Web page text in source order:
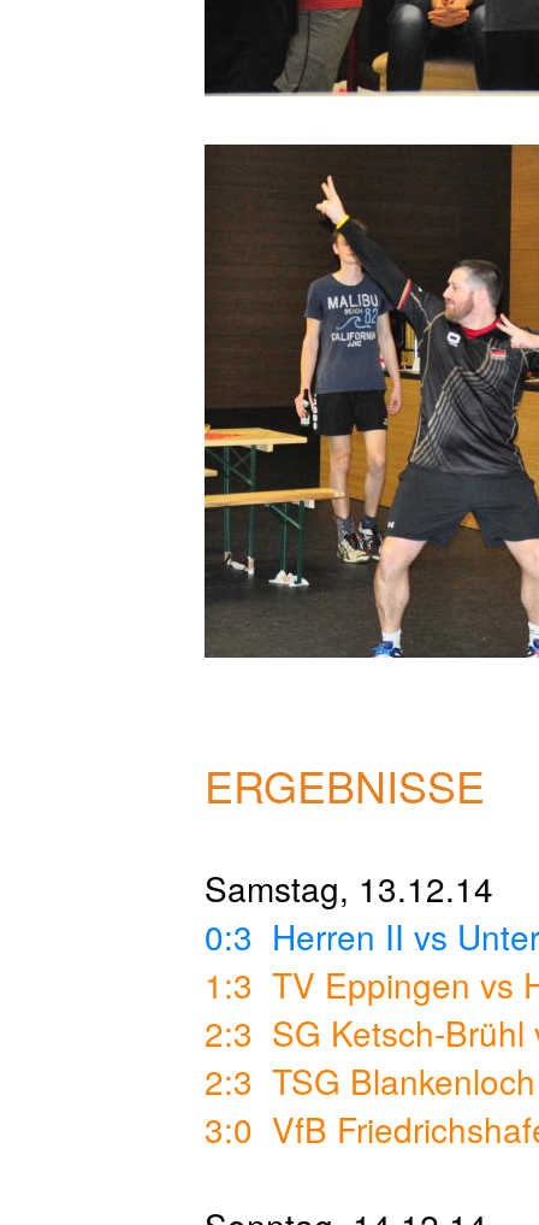
ERGEBNISSE
Samstag, 13.12.14
0:3 Herren II vs
1:3 TV Eppingen vs
2:3 SG Ketsch-Brühl
2:3 TSG
3:0 VfB